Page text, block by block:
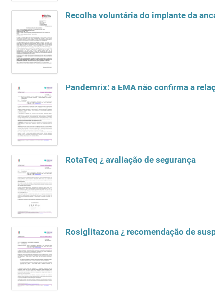
Pandemrix: a EMA não confirma a
RotaTeq ¿ avaliação de segurança
Rosiglitazona ¿ recomendação de